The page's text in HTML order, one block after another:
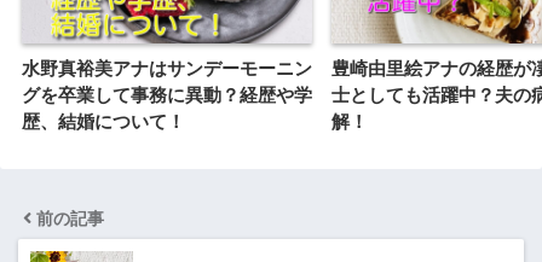
水野真裕美アナはサンデーモーニン
グを卒業して事務に異動？経歴や学
歴、結婚について！
豊崎由里絵アナの経歴が
士としても活躍中？夫の
解！
前の記事